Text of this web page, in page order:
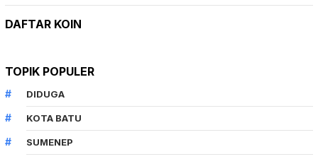
DAFTAR KOIN
TOPIK POPULER
DIDUGA
KOTA BATU
SUMENEP